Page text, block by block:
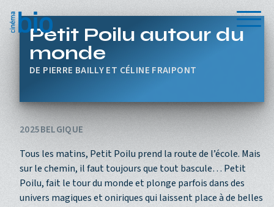
Petit Poilu autour du
monde
PIERRE BAILLY ET CÉLINE FRAIPONT
2025BELGIQUE
Tous les matins, Petit Poilu prend la route de l’école. Mais
sur le chemin, il faut toujours que tout bascule… Petit
Poilu, fait le tour du monde et plonge parfois dans des
univers magiques et oniriques qui laissent place à de belles